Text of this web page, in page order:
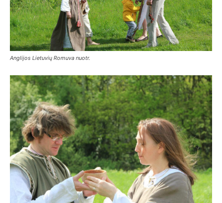
Anglijos Lietuvių Romuva nuotr.